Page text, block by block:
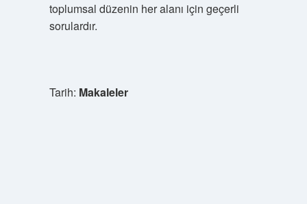
toplumsal düzenin her alanı için geçerli
sorulardır.
Tarih: Makaleler